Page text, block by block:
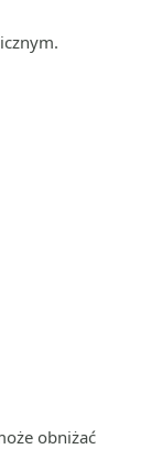
obniżać